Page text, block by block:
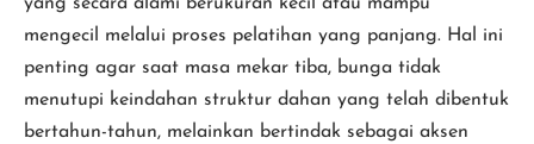
yang secara alami berukuran kecil atau mampu
mengecil melalui proses pelatihan yang panjang. Hal ini
penting agar saat masa mekar tiba, bunga tidak
menutupi keindahan struktur dahan yang telah dibentuk
bertahun-tahun, melainkan bertindak sebagai aksen